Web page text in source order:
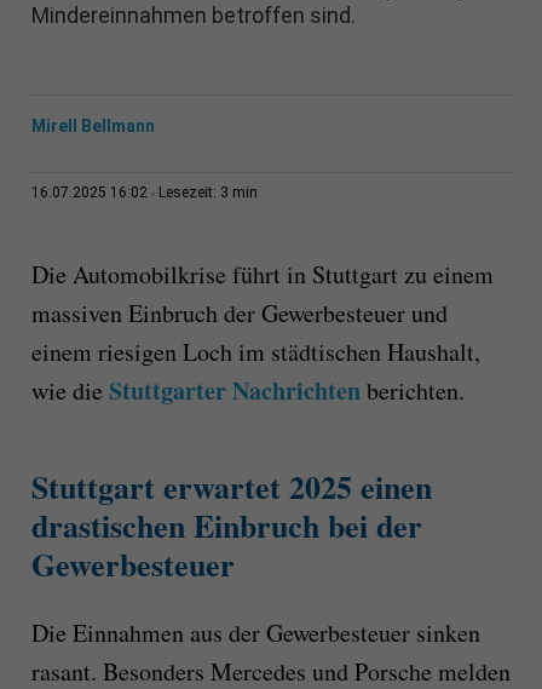
Mindereinnahmen betroffen sind.
Mirell Bellmann
16.07.2025 16:02 Lesezeit: 3 min
Die Automobilkrise führt in Stuttgart zu einem
massiven Einbruch der Gewerbesteuer und
einem riesigen Loch im städtischen Haushalt,
wie die Stuttgarter Nachrichtenberichten.
Stuttgart erwartet 2025 einen
drastischen Einbruch bei der
Gewerbesteuer
Die Einnahmen aus der Gewerbesteuer sinken
rasant. Besonders Mercedes und Porsche melden